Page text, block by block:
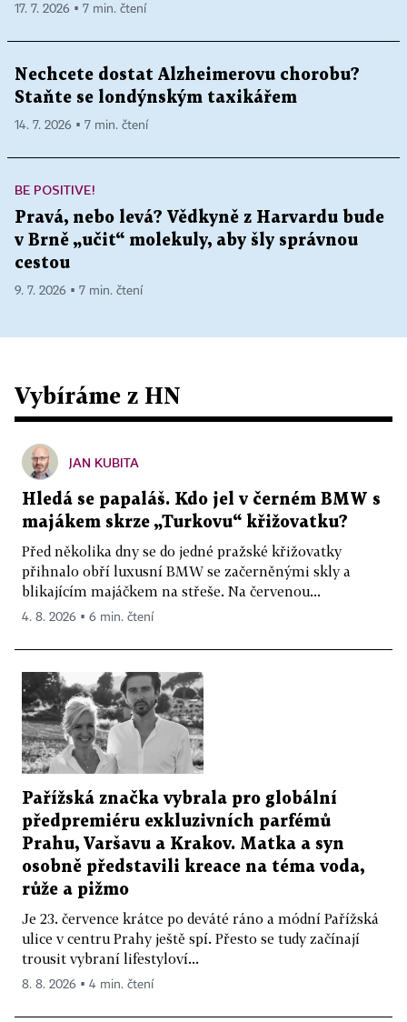
17. 7. 2026 ▪ 7 min. čtení
Nechcete dostat Alzheimerovu chorobu?
Staňte se londýnským taxikářem
14. 7. 2026 ▪ 7 min. čtení
BE POSITIVE!
Pravá, nebo levá? Vědkyně z Harvardu bude
v Brně „učit“ molekuly, aby šly správnou
cestou
9. 7. 2026 ▪ 7 min. čtení
Vybíráme z HN
JAN KUBITA
Hledá se papaláš. Kdo jel v černém BMW s
majákem skrze „Turkovu“ křižovatku?
Před několika dny se do jedné pražské křižovatky
přihnalo obří luxusní BMW se začerněnými skly a
blikajícím majáčkem na střeše. Na červenou...
4. 8. 2026 ▪ 6 min. čtení
Pařížská značka vybrala pro globální
předpremiéru exkluzivních parfémů
Prahu, Varšavu a Krakov. Matka a syn
osobně představili kreace na téma voda,
růže a pižmo
Je 23. července krátce po deváté ráno a módní Pařížská
ulice v centru Prahy ještě spí. Přesto se tudy začínají
trousit vybraní lifestyloví...
8. 8. 2026 ▪ 4 min. čtení